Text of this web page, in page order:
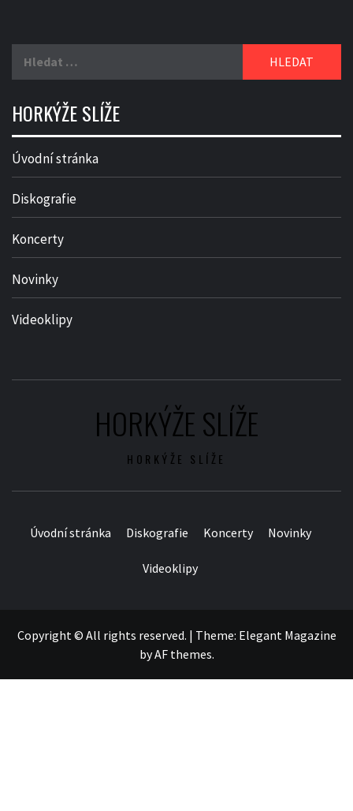
HORKÝŽE SLÍŽE
Úvodní stránka
Diskografie
Koncerty
Novinky
Videoklipy
HORKÝŽE SLÍŽE
HORKÝŽE SLÍŽE
Úvodní stránka Diskografie Koncerty Novinky
Videoklipy
Copyright © All rights reserved. | Theme: Elegant Magazine
byAF themes.